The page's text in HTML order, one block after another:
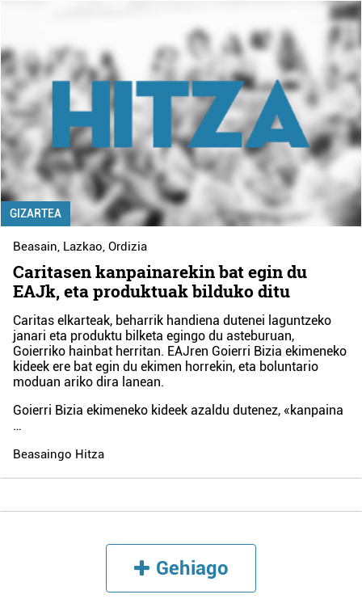
GIZARTEA
Beasain, Lazkao,Ordizia
Caritasen kanpainarekin bat egin du
EAJk, eta produktuak bilduko ditu
Caritas elkarteak, beharrik handiena dutenei laguntzeko
janari eta produktu bilketa egingo du asteburuan,
Goierriko hainbat herritan. EAJren Goierri Bizia ekimeneko
kideek ere bat egin du ekimen horrekin, eta boluntario
moduan ariko dira lanean.
Goierri Bizia ekimeneko kideek azaldu dutenez, «kanpaina
…
Beasaingo Hitza
Gehiago